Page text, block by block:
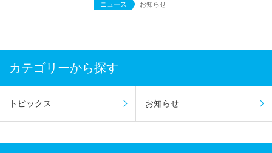
ニュース お知らせ
カテゴリーから探す
トピックス お知らせ